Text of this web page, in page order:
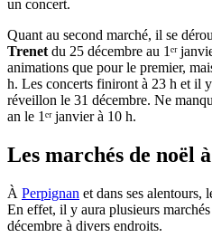
un concert.
Quant au second marché, il se
Trenet du 25 décembre au 1ᵉʳ
animations que pour le premier,
h. Les concerts finiront à 23 h et il
réveillon le 31 décembre. Ne
an le 1ᵉʳ janvier à 10 h.
Les marchés de noël
À Perpignan et dans ses alentours,
En effet, il y aura plusieurs
décembre à divers endroits.